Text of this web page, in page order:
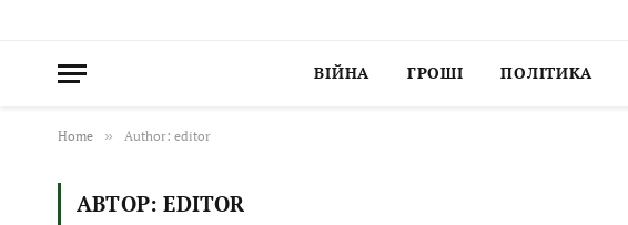
ВІЙНА ГРОШІ ПОЛІТИКА
Home » Author: editor
АВТОР:EDITOR